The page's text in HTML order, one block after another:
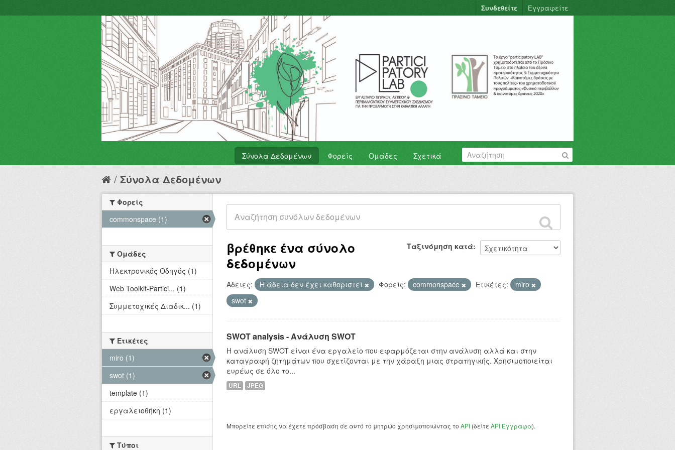
Συνδεθείτε Εγγραφείτε
Σύνολα Δεδομένων Φορείς Ομάδες Σχετικά
Σύνολα Δεδομένων
Ταξινόμηση κατά
βρέθηκε ένα σύνολο
δεδομένων
Άδειες: Η άδεια δεν έχει καθοριστεί Φορείς: commonspace Ετικέτες:
miro
swot
SWOT analysis - Ανάλυση SWOT
Η ανάλυση SWOT είναι ένα εργαλείο που εφαρμόζεται στην ανάλυση αλλά και στην
καταγραφή ζητημάτων που σχετίζονται με την χάραξη μιας στρατηγικής. Χρησιμοποιείται
ευρέως σε όλο το...
URL JPEG
Μπορείτε επίσης να έχετε πρόσβαση σε αυτό το μητρώο χρησιμοποιώντας το API (δείτε API Έγγραφα).
Φορείς
commonspace (1)
Ομάδες
Hλεκτρονικός Οδηγός (1)
Web Toolkit-Partici... (1)
Συμμετοχικές Διαδικ... (1)
Ετικέτες
miro (1)
swot (1)
template (1)
εργαλειοθήκη (1)
Τύποι